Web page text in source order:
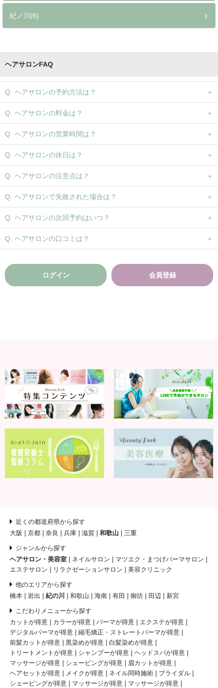
紀ノ川(6)
ヘアサロンFAQ
ヘアサロンの予約方法は？
ヘアサロンの料金は？
ヘアサロンの営業時間は？
ヘアサロンの休日は？
ヘアサロンの注意点は？
ヘアサロンで失敗された場合は？
ヘアサロンの次回予約はいつ？
ヘアサロンの口コミは？
ログイン 会員登録
近くの都道府県から探す
大阪
京都 奈良 兵庫 滋賀 和歌山 三重
ジャンルから探す
ヘアサロン・美容室
ネイルサロン
マツエク・まつげパーマサロン
エステサロン
リラクゼーションサロン 美容クリニック
他のエリアから探す
橋本
岩出 紀の川 和歌山 海南 有田 御坊 田辺 新宮
こだわりメニューから探す
カットが得意
カラーが得意 パーマが得意
エクステが得意
デジタルパーマが得意
縮毛矯正・ストレートパーマが得意
前髪カットが得意
黒染めが得意
白髪染めが得意
トリートメントが得意
シャンプーが得意
ヘッドスパが得意
マッサージが得意
シェービングが得意
眉カットが得意
ヘアセットが得意
メイクが得意 ネイル同時施術
ブライダル
シェービングが得意
マッサージが得意
マッサージが得意